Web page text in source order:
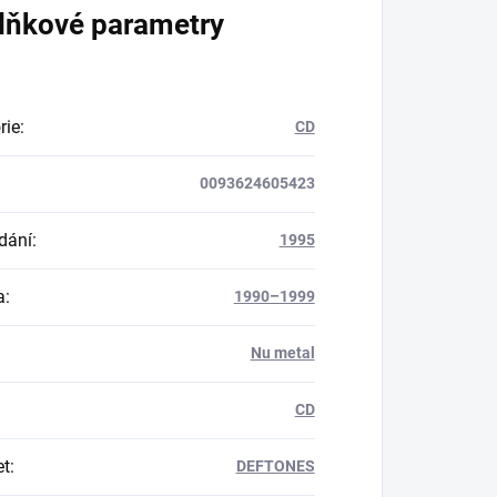
parametry
: CD
0093624605423
: 1995
: 1990–1999
Nu metal
CD
: DEFTONES